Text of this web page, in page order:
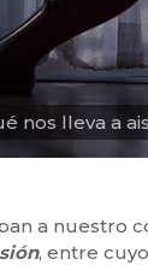
nos lleva a
a
, entre